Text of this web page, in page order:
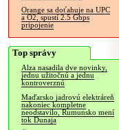
Orange sa doťahuje na UPC
a O2, spustí 2.5 Gbps
pripojenie
Top správy
Alza nasadila dve novinky,
jednu užitočnú a jednu
kontroverznú
Maďarsko jadrovú elektráreň
nakoniec kompletne
neodstavilo, Rumunsko mení
tok Dunaja